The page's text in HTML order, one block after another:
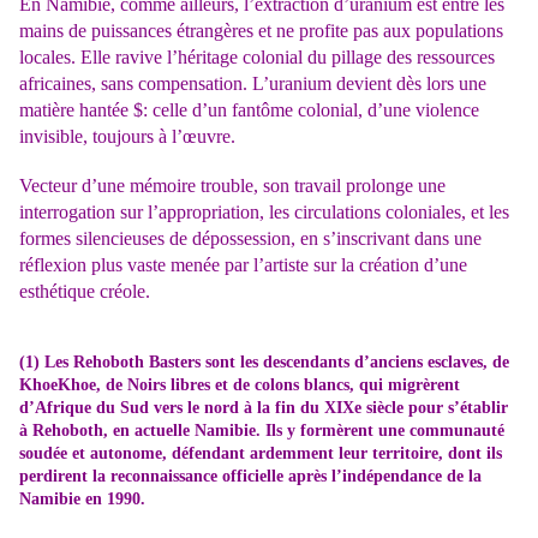
En Namibie, comme ailleurs, l’extraction d’uranium est entre les
mains de puissances étrangères et ne profite pas aux populations
locales. Elle ravive l’héritage colonial du pillage des ressources
africaines, sans compensation. L’uranium devient dès lors une
matière hantée $: celle d’un fantôme colonial, d’une violence
invisible, toujours à l’œuvre.
Vecteur d’une mémoire trouble, son travail prolonge une
interrogation sur l’appropriation, les circulations coloniales, et les
formes silencieuses de dépossession, en s’inscrivant dans une
réflexion plus vaste menée par l’artiste sur la création d’une
esthétique créole.
(1) Les Rehoboth Basters sont les descendants d’anciens esclaves, de
KhoeKhoe, de Noirs libres et de colons blancs, qui migrèrent
d’Afrique du Sud vers le nord à la fin du XIXe siècle pour s’établir
à Rehoboth, en actuelle Namibie. Ils y formèrent une communauté
soudée et autonome, défendant ardemment leur territoire, dont ils
perdirent la reconnaissance officielle après l’indépendance de la
Namibie en 1990.